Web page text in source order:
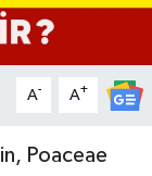
A- A+
Poaceae